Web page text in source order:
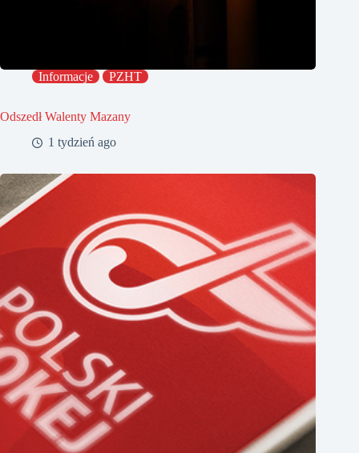
Informacje PZHT
Odszedł Walenty Mazany
1 tydzień ago